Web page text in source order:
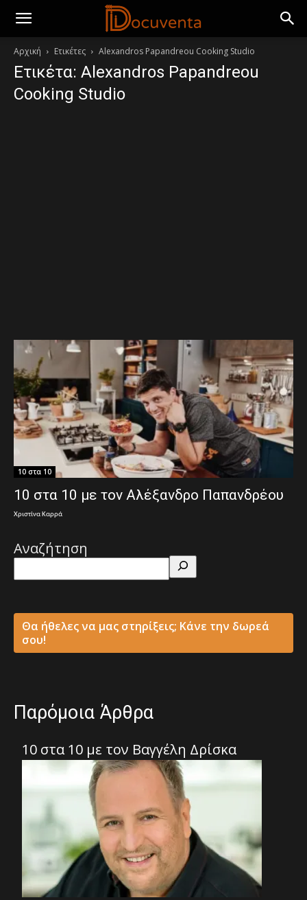
Αρχική Ετικέτες Alexandros Papandreou Cooking Studio
Ετικέτα: Alexandros Papandreou
Cooking Studio
10 στα 10
10 στα 10 με τον Αλέξανδρο Παπανδρέου
Χριστίνα Καρρά
Αναζήτηση
Θα ήθελες να μας στηρίξεις; Κάνε την δωρεά
σου!
Παρόμοια Άρθρα
10 στα 10 με τον Βαγγέλη Δρίσκα